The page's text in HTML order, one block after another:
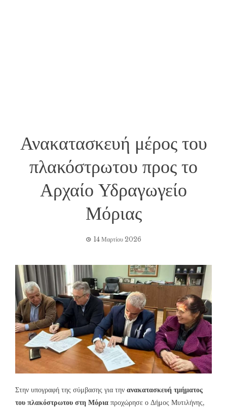
Ανακατασκευή μέρος του
πλακόστρωτου προς το
Αρχαίο Υδραγωγείο
Μόριας
14 Μαρτίου 2026
Στην υπογραφή της σύμβασης για την ανακατασκευή τμήματος
του πλακόστρωτου στη Μόρια προχώρησε ο Δήμος Μυτιλήνης,